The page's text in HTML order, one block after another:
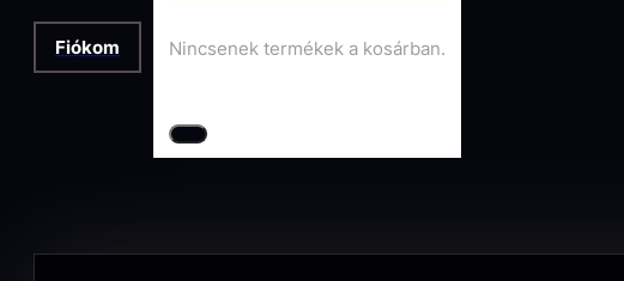
Fiókom Nincsenek termékek a kosárban.